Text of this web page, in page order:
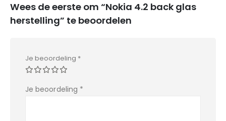
Wees de eerste om “Nokia 4.2 back glas
herstelling” te beoordelen
Je beoordeling *
Je beoordeling *